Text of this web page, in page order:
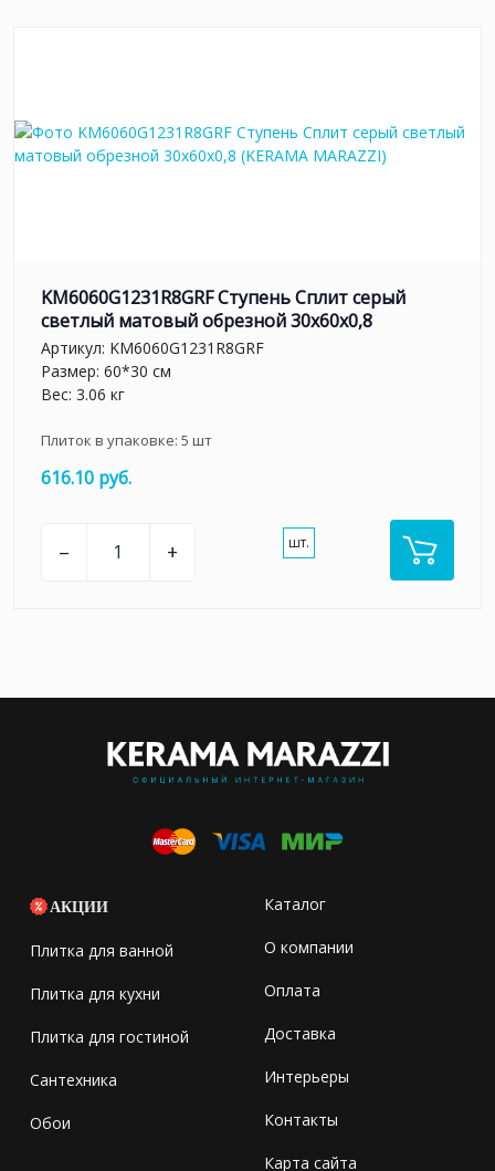
KM6060G1231R8GRF Ступень Сплит серый
светлый матовый обрезной 30x60x0,8
Артикул: KM6060G1231R8GRF
Размер: 60*30 см
Вес: 3.06 кг
Плиток в упаковке: 5 шт
616.10 руб.
– + шт.
АКЦИИ
Плитка для ванной
Плитка для кухни
Плитка для гостиной
Сантехника
Обои
Каталог
О компании
Оплата
Доставка
Интерьеры
Контакты
Карта сайта